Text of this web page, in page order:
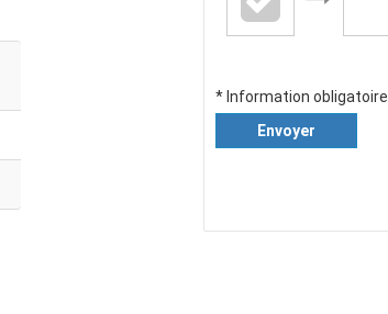
* Information obligatoire
Envoyer